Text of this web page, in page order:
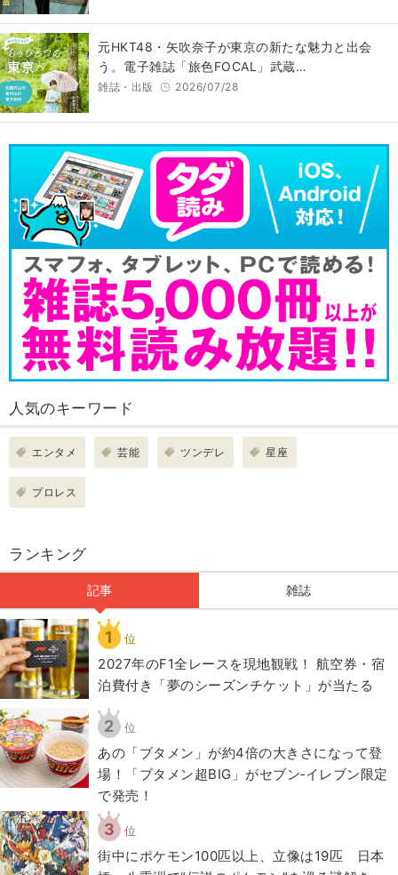
元HKT48・矢吹奈子が東京の新たな魅力と出会
う。電子雑誌「旅色FOCAL」武蔵…
雑誌・出版 2026/07/28
人気のキーワード
エンタメ 芸能 ツンデレ 星座
プロレス
ランキング
記事 雑誌
1 位
2027年のF1全レースを現地観戦！ 航空券・宿
泊費付き「夢のシーズンチケット」が当たる
2 位
あの「ブタメン」が約4倍の大きさになって登
場！「ブタメン超BIG」がセブン‐イレブン限定
で発売！
3 位
街中にポケモン100匹以上、立像は19匹 日本